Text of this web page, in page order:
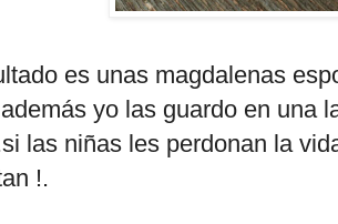
es unas magdalenas
yo las guardo en una
las niñas les perdonan la
!.